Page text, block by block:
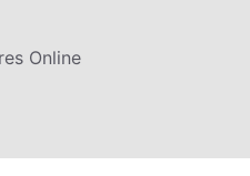
Online